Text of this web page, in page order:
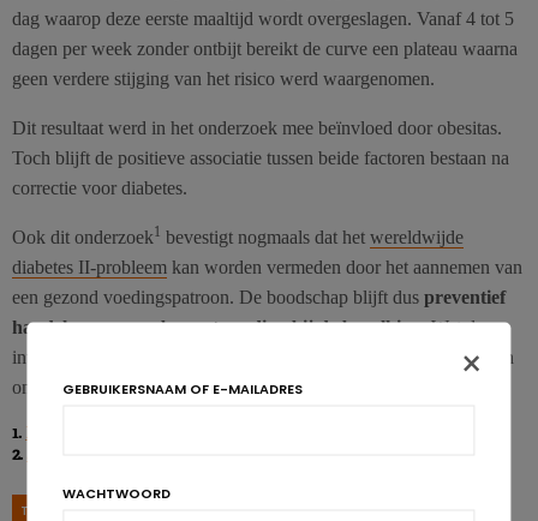
dag waarop deze eerste maaltijd wordt overgeslagen. Vanaf 4 tot 5
dagen per week zonder ontbijt bereikt de curve een plateau waarna
geen verdere stijging van het risico werd waargenomen.
Dit resultaat werd in het onderzoek mee beïnvloed door obesitas.
Toch blijft de positieve associatie tussen beide factoren bestaan na
correctie voor diabetes.
Ook dit onderzoek1 bevestigt nogmaals dat het wereldwijde
diabetes II-probleem kan worden vermeden door het aannemen van
een gezond voedingspatroon. De boodschap blijft dus preventief
handelen en meer bewustwording bij de bevolking. Wat de
invloed is van de kwaliteit van het ontbijt moet nog verder worden
onderzocht.
1. Mekary R.A., J Nutr., 2019 Jan 1; 149(1): 1-3.
2.
TAGS
×
GEBRUIKERSNAAM OF E-MAILADRES
WACHTWOORD